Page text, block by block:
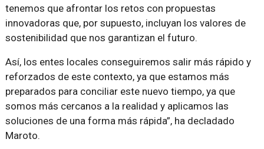
tenemos que afrontar los retos con propuestas
innovadoras que, por supuesto, incluyan los valores de
sostenibilidad que nos garantizan el futuro.
Así, los entes locales conseguiremos salir más rápido y
reforzados de este contexto, ya que estamos más
preparados para conciliar este nuevo tiempo, ya que
somos más cercanos a la realidad y aplicamos las
soluciones de una forma más rápida”, ha decladado
Maroto.